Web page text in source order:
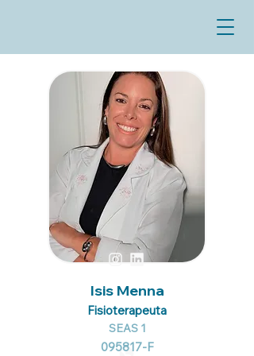
Isis Menna
Fisioterapeuta
SEAS 1
095817-F